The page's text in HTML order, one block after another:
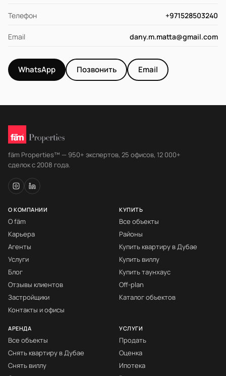
Телефон +971528503240
Email dany.m.matta@gmail.com
WhatsApp Позвонить Email
fäm Properties™ — 950+ экспертов, 25 офисов, 12 000+
сделок с 2008 года.
О КОМПАНИИ
О fäm
Карьера
Агенты
Услуги
Блог
Отзывы клиентов
Застройщики
Контакты и офисы
КУПИТЬ
Все объекты
Районы
Купить квартиру в Дубае
Купить виллу
Купить таунхаус
Off-plan
Каталог объектов
АРЕНДА
Все объекты
Снять квартиру в Дубае
Снять виллу
УСЛУГИ
Продать
Оценка
Ипотека